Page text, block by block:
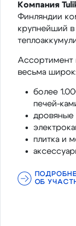
Компания
Финляндии
крупнейший
Ассортимент
весьма
более
печей-
дровяные
плитка и
ОБ